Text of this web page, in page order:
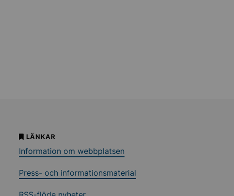
LÄNKAR
Information om webbplatsen
Press- och informationsmaterial